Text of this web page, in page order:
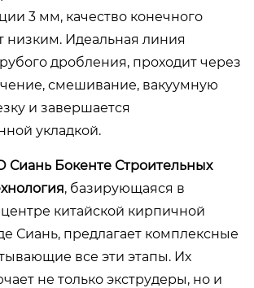
3 мм, качество конечного
низким. Идеальная линия
дробления, проходит через
смешивание, вакуумную
и завершается
укладкой.
Бокенте Строительных
, базирующаяся в
китайской кирпичной
Сиань, предлагает комплексные
все эти этапы. Их
не только экструдеры, но и